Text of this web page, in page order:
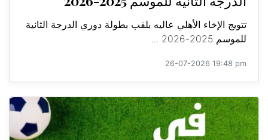
تتويج الإخاء الأهلي عاليه بلقب بطولة دوري الدرجة الثانية
للموسم 2025-2026 ...
26-07-2026 19:48 pm